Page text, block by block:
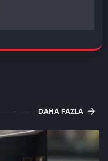
DAHA FAZLA